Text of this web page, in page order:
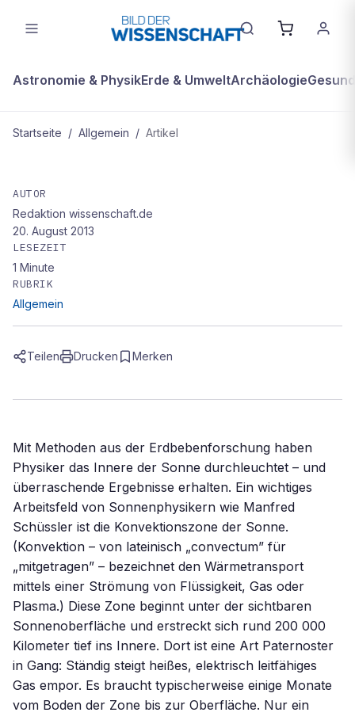
Astronomie & PhysikErde & UmweltArchäologie
Startseite / Allgemein / Artikel
Der Plasma-Paternoster
AUTOR
Redaktion wissenschaft.de
20. August 2013
LESEZEIT
1 Minute
RUBRIK
Allgemein
Teilen Drucken Merken
Mit Methoden aus der Erdbebenforschung haben
Physiker das Innere der Sonne durchleuchtet – und
überraschende Ergebnisse erhalten. Ein wichtiges
Arbeitsfeld von Sonnenphysikern wie Manfred
Schüssler ist die Konvektionszone der Sonne.
(Konvektion – von lateinisch „convectum” für
„mitgetragen” – bezeichnet den Wärmetransport
mittels einer Strömung von Flüssigkeit, Gas oder
Plasma.) Diese Zone beginnt unter der sichtbaren
Sonnenoberfläche und erstreckt sich rund 200 000
Kilometer tief ins Innere. Dort ist eine Art Paternoster
in Gang: Ständig steigt heißes, elektrisch leitfähiges
Gas empor. Es braucht typischerweise einige Monate
vom Boden der Zone bis zur Oberfläche. Nur ein